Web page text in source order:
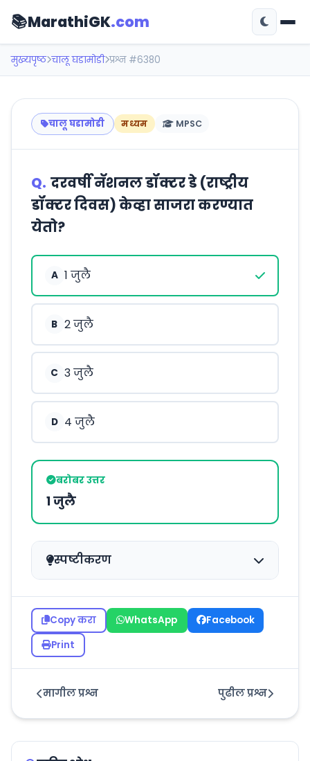
📚MarathiGK.com
मुख्यपृष्ठ चालू घडामोडी प्रश्न #6380
चालू घडामोडी मध्यम MPSC
Q. दरवर्षी नॅशनल डॉक्टर डे (राष्ट्रीय
डॉक्टर दिवस) केव्हा साजरा करण्यात
येतो?
A 1 जुलै
B 2 जुलै
C 3 जुलै
D 4 जुलै
बरोबर उत्तर
1 जुलै
स्पष्टीकरण
Copy करा WhatsApp
Facebook
Print
मागील प्रश्न पुढील प्रश्न